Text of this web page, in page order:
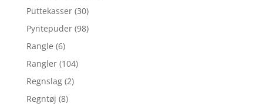
Puttekasser (30)
Pyntepuder (98)
Rangle (6)
Rangler (104)
Regnslag (2)
Regntøj (8)